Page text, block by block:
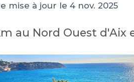
mise à jour le 4 nov. 2025
au Nord Ouest d'Aix